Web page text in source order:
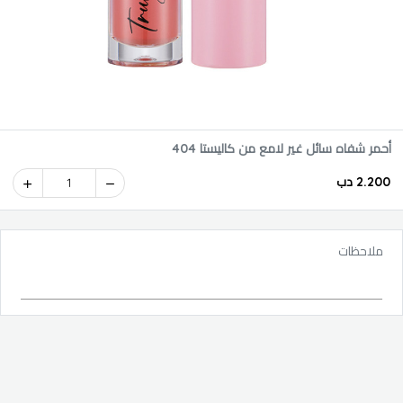
أحمر شفاه سائل غير لامع من كاليستا 404
2.200 دب 1
ملاحظات